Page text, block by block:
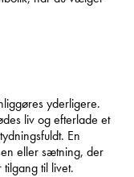
yderligere.
liv og efterlade et
En
eller sætning, der
til livet.